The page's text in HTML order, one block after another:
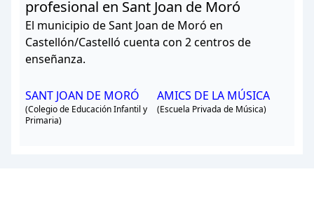
profesional en Sant Joan de Moró
El municipio de Sant Joan de Moró en
Castellón/Castelló cuenta con 2 centros de
enseñanza.
SANT JOAN DE MORÓ
(Colegio de Educación Infantil y
Primaria)
AMICS DE LA MÚSICA
(Escuela Privada de Música)